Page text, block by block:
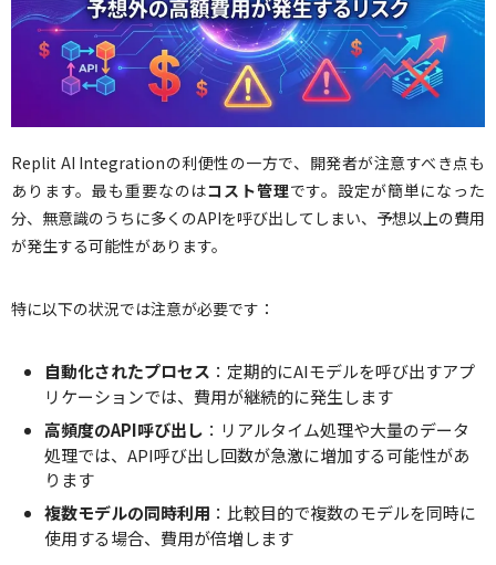
Replit AI Integrationの利便性の一方で、開発者が注意すべき点も
あります。最も重要なのはコスト管理です。設定が簡単になった
分、無意識のうちに多くのAPIを呼び出してしまい、予想以上の費用
が発生する可能性があります。
特に以下の状況では注意が必要です：
自動化されたプロセス ：定期的にAIモデルを呼び出すアプ
リケーションでは、費用が継続的に発生します
高頻度のAPI呼び出し ：リアルタイム処理や大量のデータ
処理では、API呼び出し回数が急激に増加する可能性があ
ります
複数モデルの同時利用 ：比較目的で複数のモデルを同時に
使用する場合、費用が倍増します